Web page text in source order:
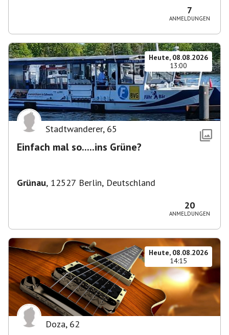
7
ANMELDUNGEN
Heute, 08.08.2026
13:00
Stadtwanderer, 65
Einfach mal so.....ins Grüne?
Grünau, 12527 Berlin, Deutschland
20
ANMELDUNGEN
Heute, 08.08.2026
14:15
Doza, 62